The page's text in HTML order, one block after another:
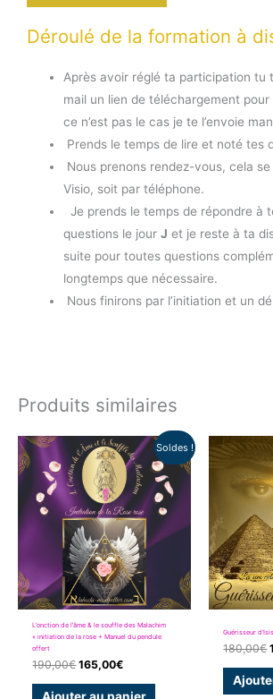
Déroulé de la formation à
Après avoir réglé ta participation tu
mail un lien de téléchargement
ce n’est pas le cas je te l’envoie
Prends le temps de lire et noté tes
Nous prenons rendez-vous, cela
Visio, soit par téléphone.
Je prends le temps de répondre à
questions le jourJ et je reste à ta
suite pour toutes questions
longtemps que nécessaire.
Nous finirons par l’initiation et un
Produits similaires
Soldes !
L’onction de l’âme & le souffle des Malachim
« initiation de la rose + Manuel du pendule
offert
190,00€
Le
prix
initial
était :
190,00€.
165,00€
prix
actuel
est :
165,00€.
Guérisseur
180,00€